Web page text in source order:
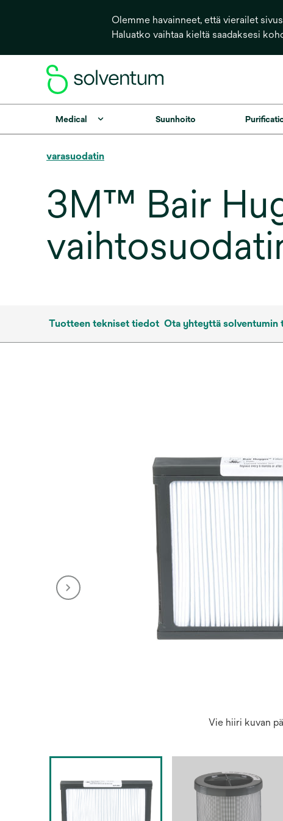
Olemme havainneet, että vierailet
Haluatko vaihtaa kieltä saadaksesi
Medical Suunhoito
varasuodatin
3M™ Bair
Tuotteen tekniset tiedot Ota yhteyttä solventumin
Vie hiiri kuvan